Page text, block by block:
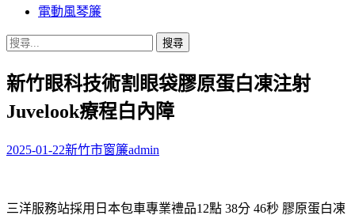
電動風琴簾
搜
關
字:
新竹眼科技術割眼袋膠原蛋白凍注射
Juvelook療程白內障
2025-01-22新竹市窗簾admin
三洋服務站採用日本包車專業禮品12點 38分 46秒 膠原蛋白凍